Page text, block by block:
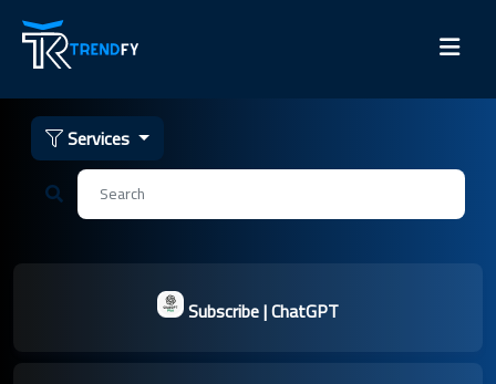
Services
Subscribe | ChatGPT